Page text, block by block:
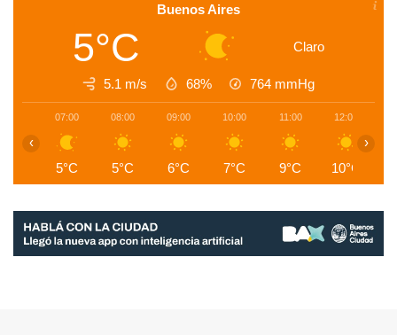
Buenos Aires
5°C Claro
5.1 m/s 68% 764 mmHg
07:00
5°C
08:00
5°C
09:00
6°C
10:00
7°C
11:00
9°C
12:00
10°C
‹ ›